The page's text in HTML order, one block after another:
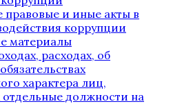
и иные акты в
коррупции
материалы
расходах, об
характера лиц,
должности на